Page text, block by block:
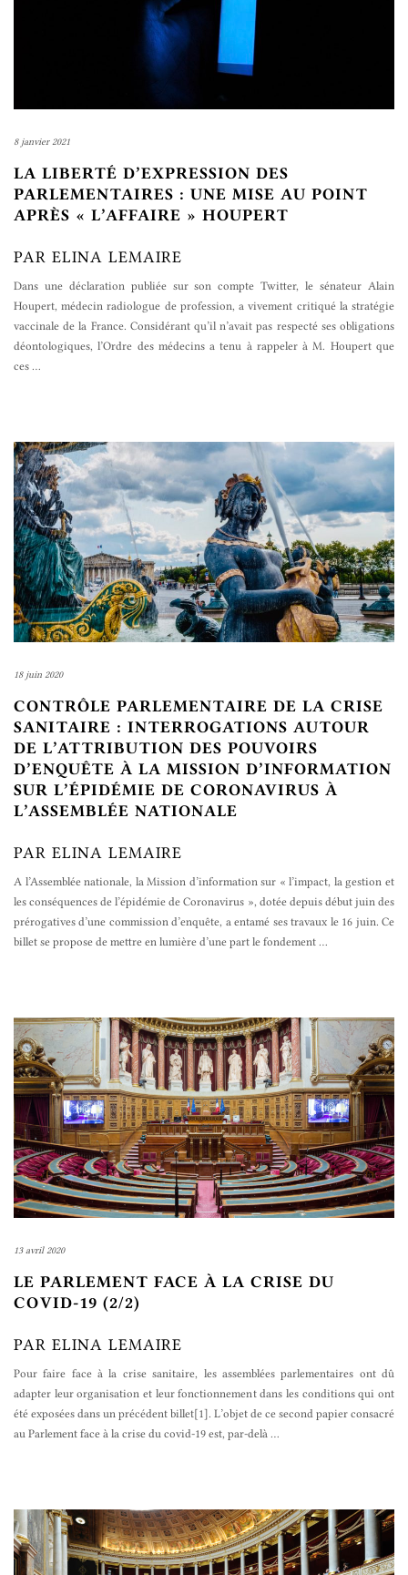
8 janvier 2021
LA LIBERTÉ D’EXPRESSION DES
PARLEMENTAIRES : UNE MISE AU POINT
APRÈS « L’AFFAIRE » HOUPERT
PAR ELINA LEMAIRE
Dans une déclaration publiée sur son compte Twitter, le sénateur Alain
Houpert, médecin radiologue de profession, a vivement critiqué la stratégie
vaccinale de la France. Considérant qu’il n’avait pas respecté ses obligations
déontologiques, l’Ordre des médecins a tenu à rappeler à M. Houpert que
ces …
18 juin 2020
CONTRÔLE PARLEMENTAIRE DE LA CRISE
SANITAIRE : INTERROGATIONS AUTOUR
DE L’ATTRIBUTION DES POUVOIRS
D’ENQUÊTE À LA MISSION D’INFORMATION
SUR L’ÉPIDÉMIE DE CORONAVIRUS À
L’ASSEMBLÉE NATIONALE
PAR ELINA LEMAIRE
A l’Assemblée nationale, la Mission d’information sur « l’impact, la gestion et
les conséquences de l’épidémie de Coronavirus », dotée depuis début juin des
prérogatives d’une commission d’enquête, a entamé ses travaux le 16 juin. Ce
billet se propose de mettre en lumière d’une part le fondement …
13 avril 2020
LE PARLEMENT FACE À LA CRISE DU
COVID-19 (2/2)
PAR ELINA LEMAIRE
Pour faire face à la crise sanitaire, les assemblées parlementaires ont dû
adapter leur organisation et leur fonctionnement dans les conditions qui ont
été exposées dans un précédent billet[1]. L’objet de ce second papier consacré
au Parlement face à la crise du covid-19 est, par-delà …